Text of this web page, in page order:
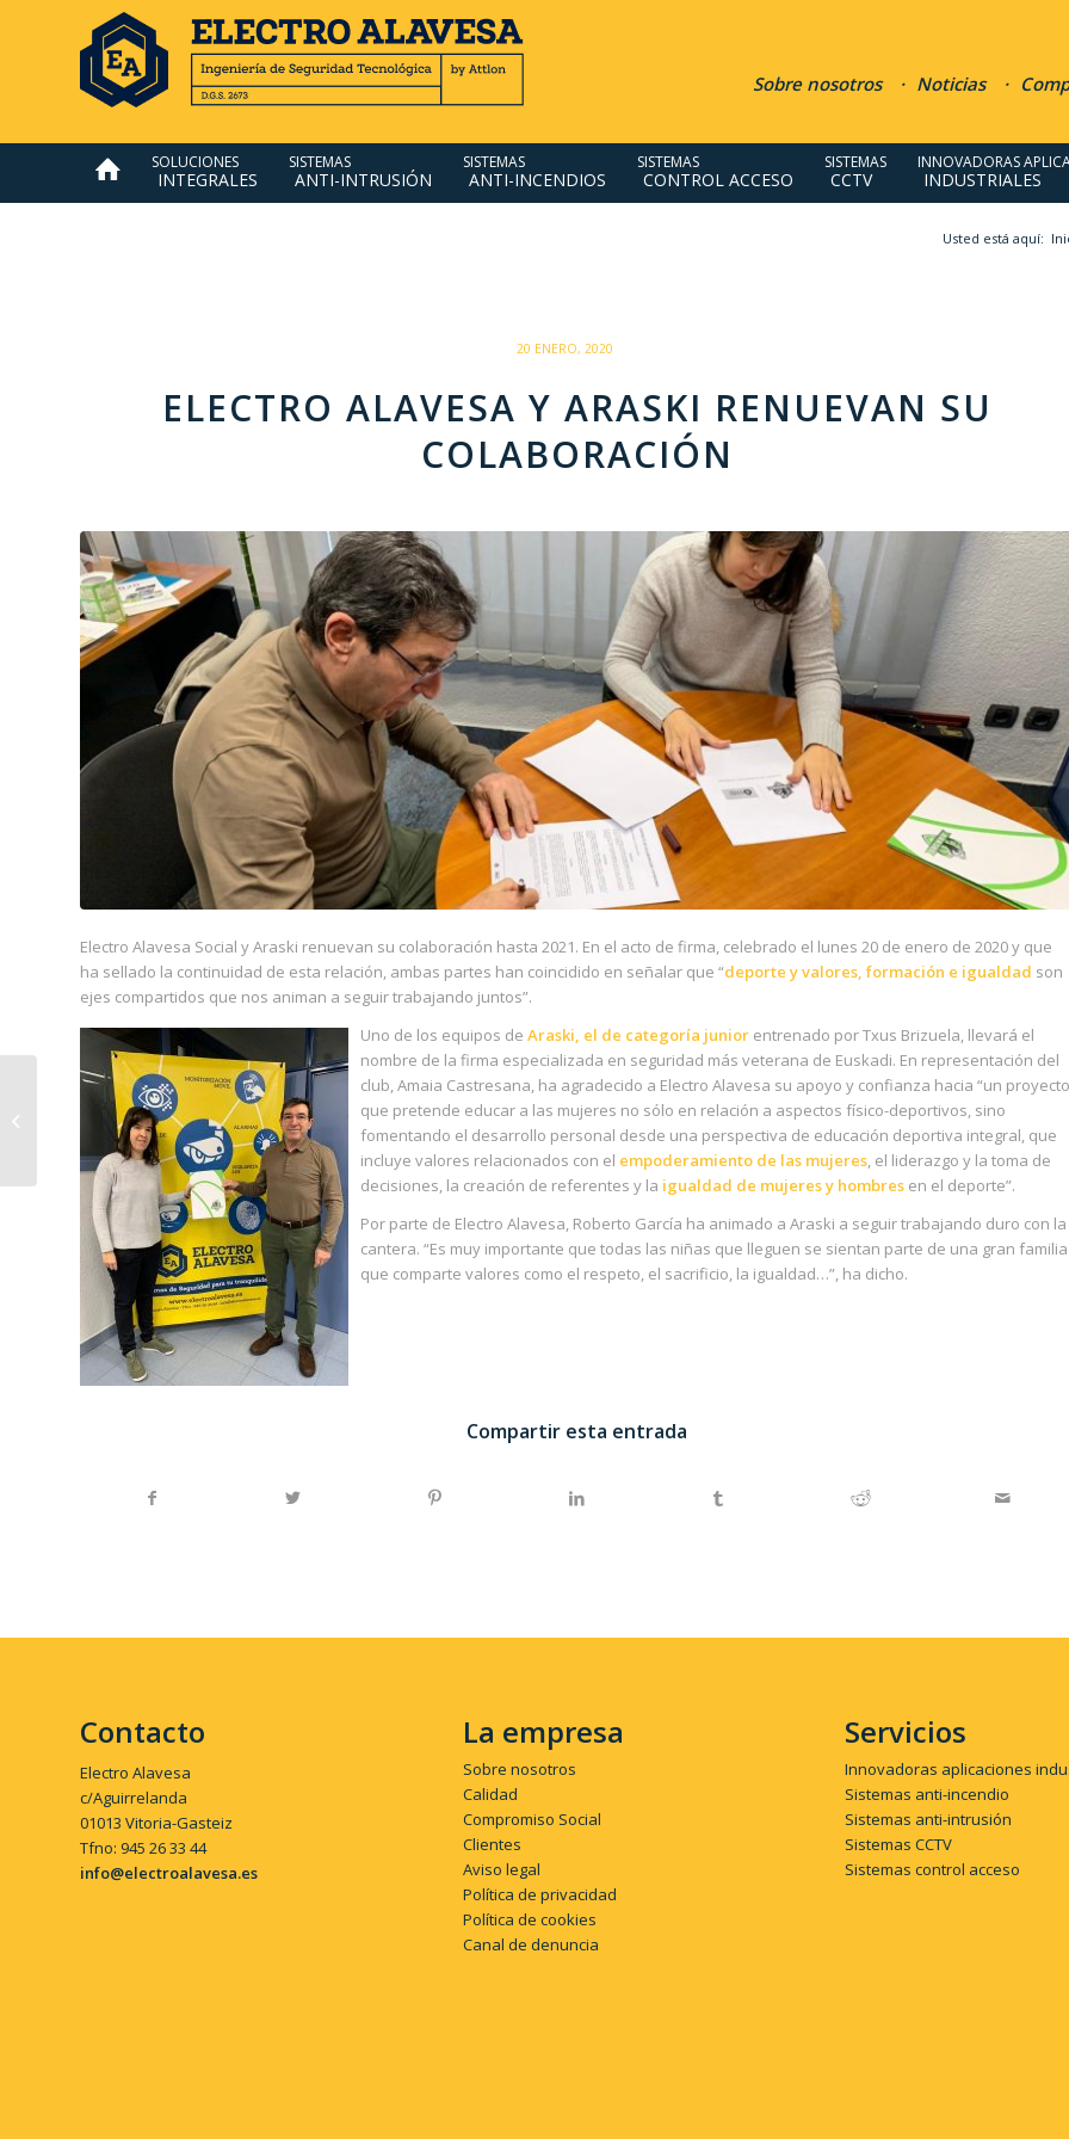
Sobre nosotros Noticias
SOLUCIONES
INTEGRALES
SISTEMAS
ANTI-INTRUSIÓN
SISTEMAS
ANTI-INCENDIOS
SISTEMAS
CONTROL ACCESO
SISTEMAS
CCTV
INNOVADORAS
INDUSTRIALES
Usted está aquí:
20 ENERO, 2020
/
ELECTRO ALAVESA Y ARASKI RENUEVAN SU
COLABORACIÓN
Electro Alavesa Social y Araski renuevan su colaboración hasta 2021. En el acto de firma, celebrado el lunes 20 de enero de 2020 y que
ha sellado la continuidad de esta relación, ambas partes han coincidido en señalar que “deporte y valores, formación e igualdad son
ejes compartidos que nos animan a seguir trabajando juntos”.
Uno de los equipos de Araski, el de categoría junior entrenado por Txus Brizuela, llevará el
nombre de la firma especializada en seguridad más veterana de Euskadi. En representación del
club, Amaia Castresana, ha agradecido a Electro Alavesa su apoyo y confianza hacia “un proyecto
que pretende educar a las mujeres no sólo en relación a aspectos físico-deportivos, sino
fomentando el desarrollo personal desde una perspectiva de educación deportiva integral, que
incluye valores relacionados con el empoderamiento de las mujeres, el liderazgo y la toma de
decisiones, la creación de referentes y la igualdad de mujeres y hombres en el deporte”.
Por parte de Electro Alavesa, Roberto García ha animado a Araski a seguir trabajando duro con la
cantera. “Es muy importante que todas las niñas que lleguen se sientan parte de una gran familia
que comparte valores como el respeto, el sacrificio, la igualdad…”, ha dicho.
Compartir esta entrada
Contacto
Electro Alavesa
c/Aguirrelanda
01013 Vitoria-Gasteiz
Tfno: 945 26 33 44
info@electroalavesa.es
La empresa
Sobre nosotros
Calidad
Compromiso Social
Clientes
Aviso legal
Política de privacidad
Política de cookies
Canal de denuncia
Servicios
Innovadoras aplicaciones
Sistemas anti-incendio
Sistemas anti-intrusión
Sistemas CCTV
Sistemas control acceso
Electro Alavesa instala
un avanzado sistema
de videovigilancia en
Bilbao